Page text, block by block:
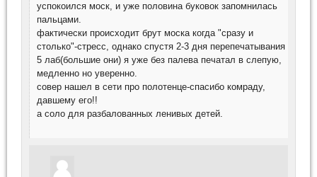
успокоился моск, и уже половина буковок запомнилась
пальцами.
фактически происходит брут моска когда "сразу и
столько"-стресс, однако спустя 2-3 дня перепечатывания
5 лаб(большие они) я уже без палева печатал в слепую,
медленно но уверенно.
совер нашел в сети про полотенце-спасибо комраду,
давшему его!!
а соло для разбалованных ленивых детей.